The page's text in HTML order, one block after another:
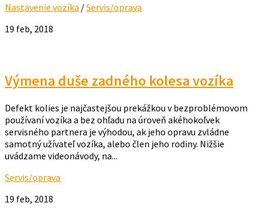
Nastavenie vozíka /Servis/oprava
19 feb, 2018
Výmena duše zadného kolesa vozíka
Defekt kolies je najčastejšou prekážkou v bezproblémovom
používaní vozíka a bez ohľadu na úroveň akéhokoľvek
servisného partnera je výhodou, ak jeho opravu zvládne
samotný užívateľ vozíka, alebo člen jeho rodiny. Nižšie
uvádzame videonávody, na...
Servis/oprava
19 feb, 2018